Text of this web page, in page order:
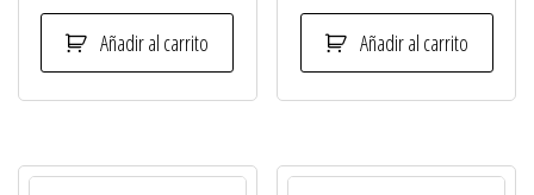
Añadir al carrito Añadir al carrito